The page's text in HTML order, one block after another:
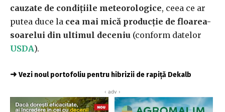
cauzate de condițiile meteorologice, ceea ce ar
putea duce la cea mai mică producție de floarea-
soarelui din ultimul deceniu (conform datelor
USDA).
➜ Vezi noul portofoliu pentru hibrizii de rapiță Dekalb
‹ adv ›